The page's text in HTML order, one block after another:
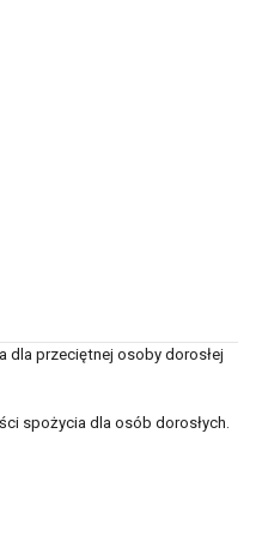
dla przeciętnej osoby dorosłej
spożycia dla osób dorosłych.